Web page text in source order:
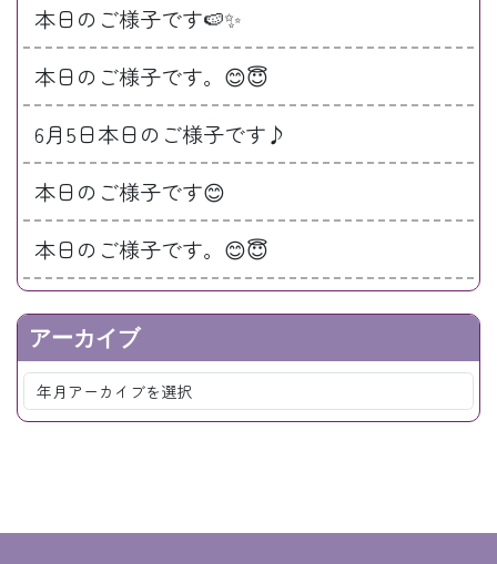
本日のご様子です🍉✨
本日のご様子です。😊😇
6月5日本日のご様子です♪
本日のご様子です😊
本日のご様子です。😊😇
アーカイブ